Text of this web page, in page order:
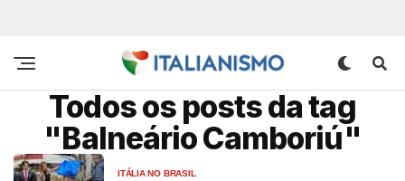
Todos os posts da tag
"Balneário Camboriú"
ITÁLIA NO BRASIL